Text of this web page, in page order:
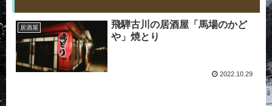
居酒屋
飛騨古川の居酒屋「馬場のかど
や」焼とり
2022.10.29